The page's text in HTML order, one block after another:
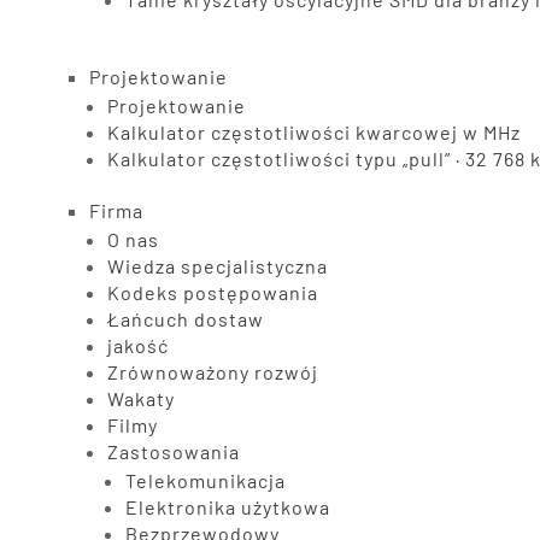
Projektowanie
Projektowanie
Kalkulator częstotliwości kwarcowej w MHz
Kalkulator częstotliwości typu „pull” · 32 768
Firma
O nas
Wiedza specjalistyczna
Kodeks postępowania
Łańcuch dostaw
jakość
Zrównoważony rozwój
Wakaty
Filmy
Zastosowania
Telekomunikacja
Elektronika użytkowa
Bezprzewodowy